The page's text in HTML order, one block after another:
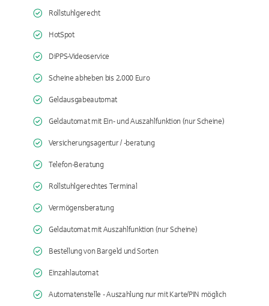
Rollstuhlgerecht
HotSpot
DiPPS-Videoservice
Scheine abheben bis 2.000 Euro
Geldausgabeautomat
Geldautomat mit Ein- und Auszahlfunktion (nur Scheine)
Versicherungsagentur / -beratung
Telefon-Beratung
Rollstuhlgerechtes Terminal
Vermögensberatung
Geldautomat mit Auszahlfunktion (nur Scheine)
Bestellung von Bargeld und Sorten
Einzahlautomat
Automatenstelle - Auszahlung nur mit Karte/PIN möglich